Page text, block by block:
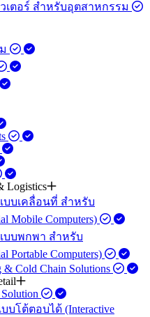
ตอร์ สำหรับอุตสาหกรรม
Logistics
บเคลื่อนที่ สำหรับ
Mobile Computers)
บพกพา สำหรับ
Portable Computers)
& Cold Chain Solutions
โต้ตอบได้ (Interactive